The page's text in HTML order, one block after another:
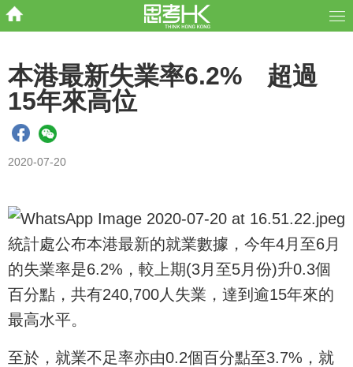
本港最新失業率6.2% 超過
15年來高位
2020-07-20
統計處公布本港最新的就業數據，今年4月至6月
的失業率是6.2%，較上期(3月至5月份)升0.3個
百分點，共有240,700人失業，達到逾15年來的
最高水平。
至於，就業不足率亦由0.2個百分點至3.7%，就